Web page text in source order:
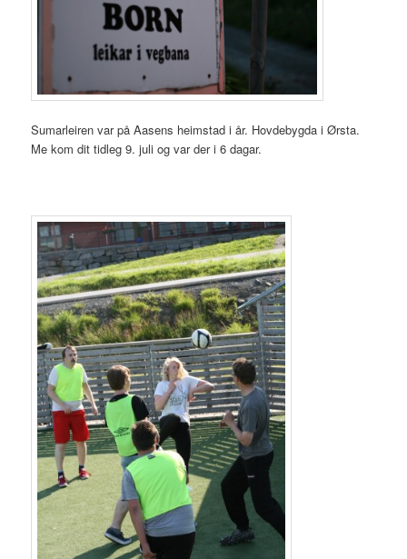
Sumarleiren var på Aasens heimstad i år. Hovdebygda i Ørsta.
Me kom dit tidleg 9. juli og var der i 6 dagar.